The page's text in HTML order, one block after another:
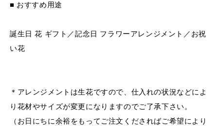
■ おすすめ用途
誕生日 花 ギフト／記念日 フラワーアレンジメント／お祝
い花
＊アレンジメントは生花ですので、仕入れの状況などによ
り花材やサイズが変更になりますのでご了承下さい。
（お日にちに余裕をもってご注文くださればご希望により